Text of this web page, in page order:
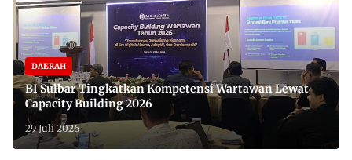
DAERAH
BI Sulbar Tingkatkan Kompetensi Wartawan Lewat
Capacity Building 2026
29 Juli 2026